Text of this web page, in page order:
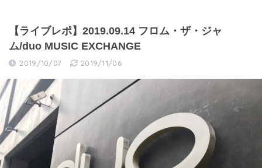
【ライブレポ】2019.09.14 フロム・ザ・ジャ
ム/duo MUSIC EXCHANGE
2019/10/07 2019/11/06